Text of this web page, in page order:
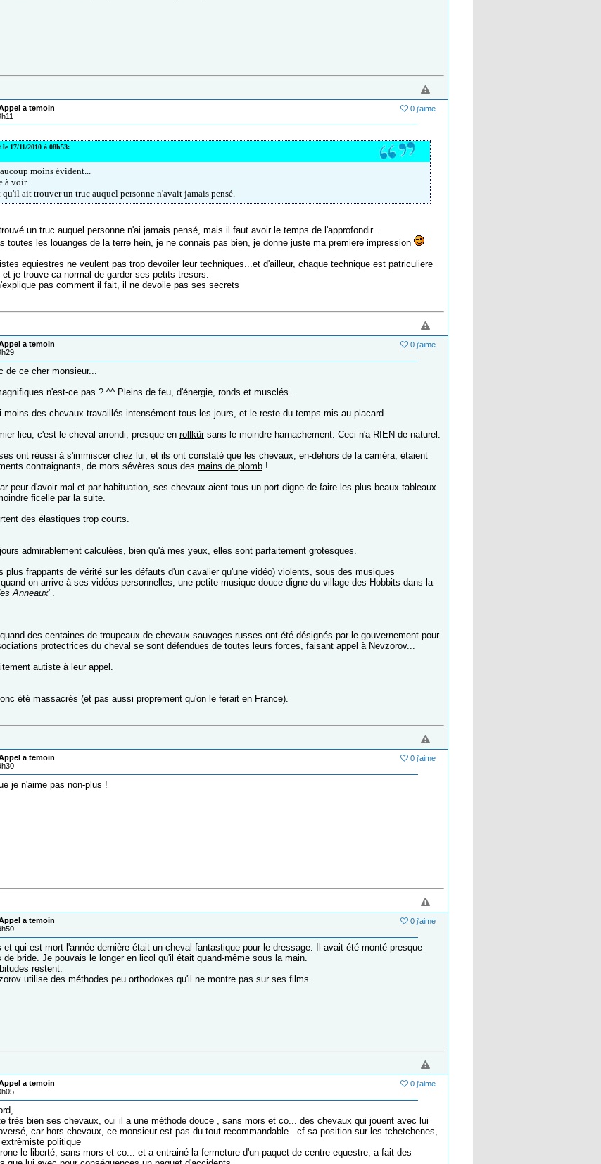
0 j'aime
a temoin
le 17/11/2010 à 08h53:
moins évident...
à voir.
qu'il ait trouver un truc auquel personne n'avait jamais pensé.
un truc auquel personne n'ai jamais pensé, mais il faut avoir le temps de l'approfondir..
toutes les louanges de la terre hein, je ne connais pas bien, je donne juste ma premiere impression
equiestres ne veulent pas trop devoiler leur techniques...et d'ailleur, chaque technique est patriculiere
je trouve ca normal de garder ses petits tresors.
pas comment il fait, il ne devoile pas ses secrets
0 j'aime
a temoin
de ce cher monsieur...
n'est-ce pas ? ^^ Pleins de feu, d'énergie, ronds et musclés...
moins des chevaux travaillés intensément tous les jours, et le reste du temps mis au placard.
lieu, c'est le cheval arrondi, presque en rollkürsans le moindre harnachement. Ceci n'a RIEN de naturel.
ont réussi à s'immiscer chez lui, et ils ont constaté que les chevaux, en-dehors de la caméra, étaient
contraignants, de mors sévères sous des mains de plomb !
peur d'avoir mal et par habituation, ses chevaux aient tous un port digne de faire les plus beaux tableaux
ficelle par la suite.
des élastiques trop courts.
admirablement calculées, bien qu'à mes yeux, elles sont parfaitement grotesques.
plus frappants de vérité sur les défauts d'un cavalier qu'une vidéo) violents, sous des musiques
on arrive à ses vidéos personnelles, une petite musique douce digne du village des Hobbits dans la
Anneaux".
des centaines de troupeaux de chevaux sauvages russes ont été désignés par le gouvernement pour
protectrices du cheval se sont défendues de toutes leurs forces, faisant appel à Nevzorov...
autiste à leur appel.
été massacrés (et pas aussi proprement qu'on le ferait en France).
0 j'aime
a temoin
je n'aime pas non-plus !
0 j'aime
a temoin
et qui est mort l'année dernière était un cheval fantastique pour le dressage. Il avait été monté presque
bride. Je pouvais le longer en licol qu'il était quand-même sous la main.
restent.
utilise des méthodes peu orthodoxes qu'il ne montre pas sur ses films.
0 j'aime
a temoin
très bien ses chevaux, oui il a une méthode douce , sans mors et co... des chevaux qui jouent avec lui
car hors chevaux, ce monsieur est pas du tout recommandable...cf sa position sur les tchetchenes,
politique
le liberté, sans mors et co... et a entrainé la fermeture d'un paquet de centre equestre, a fait des